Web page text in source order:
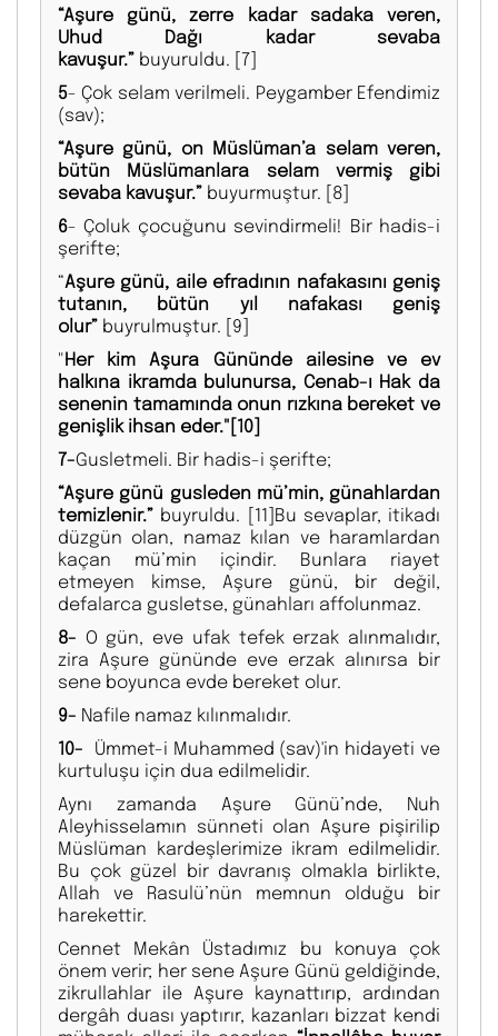
“Aşure günü, zerre kadar sadaka veren,
Uhud Dağı kadar sevaba
kavuşur.” buyuruldu. [7]
5- Çok selam verilmeli. Peygamber Efendimiz
(sav);
“Aşure günü, on Müslüman’a selam veren,
bütün Müslümanlara selam vermiş gibi
sevaba kavuşur.” buyurmuştur. [8]
6- Çoluk çocuğunu sevindirmeli! Bir hadis-i
şerifte;
“Aşure günü, aile efradının nafakasını geniş
tutanın, bütün yıl nafakası geniş
olur” buyrulmuştur. [9]
"Her kim Aşura Gününde ailesine ve ev
halkına ikramda bulunursa, Cenab-ı Hak da
senenin tamamında onun rızkına bereket ve
genişlik ihsan eder."[10]
7-Gusletmeli. Bir hadis-i şerifte;
“Aşure günü gusleden mü’min, günahlardan
temizlenir.” buyruldu. [11]Bu sevaplar, itikadı
düzgün olan, namaz kılan ve haramlardan
kaçan mü’min içindir. Bunlara riayet
etmeyen kimse, Aşure günü, bir değil,
defalarca gusletse, günahları affolunmaz.
8- O gün, eve ufak tefek erzak alınmalıdır,
zira Aşure gününde eve erzak alınırsa bir
sene boyunca evde bereket olur.
9- Nafile namaz kılınmalıdır.
10- Ümmet-i Muhammed (sav)'in hidayeti ve
kurtuluşu için dua edilmelidir.
Aynı zamanda Aşure Günü’nde, Nuh
Aleyhisselamın sünneti olan Aşure pişirilip
Müslüman kardeşlerimize ikram edilmelidir.
Bu çok güzel bir davranış olmakla birlikte,
Allah ve Rasulü’nün memnun olduğu bir
harekettir.
Cennet Mekân Üstadımız bu konuya çok
önem verir; her sene Aşure Günü geldiğinde,
zikrullahlar ile Aşure kaynattırıp, ardından
dergâh duası yaptırır, kazanları bizzat kendi